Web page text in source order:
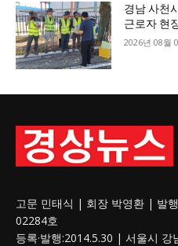
경남 사천
근로자 현
2026년 08월
고문 민태식 | 회장 박영환 | 발
02284호
등록·발행:2014.5.30 | 서울시